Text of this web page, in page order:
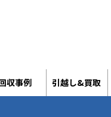
収事例 引越し&買取